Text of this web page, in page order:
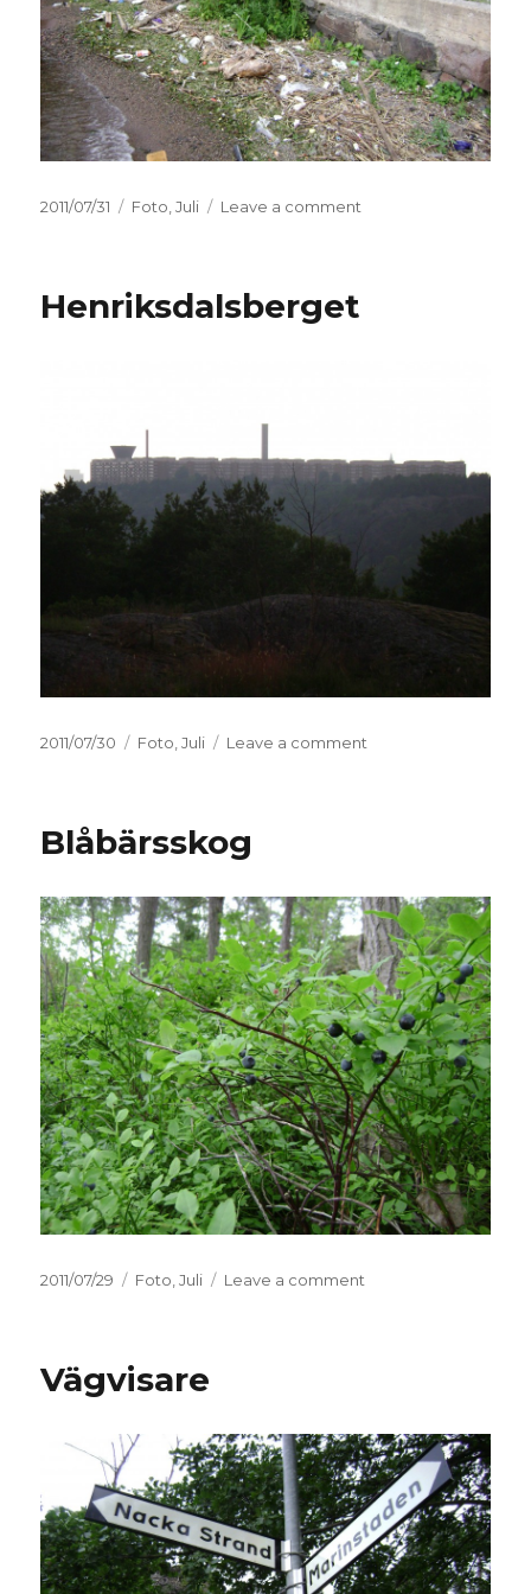
Posted
2011/07/31 Categories
Foto ,Juli Leave a comment
Henriksdalsberget
Posted
2011/07/30 Categories
Foto,Juli Leave a comment
Blåbärsskog
Posted
2011/07/29 Categories
Foto ,Juli Leave a comment
Vägvisare